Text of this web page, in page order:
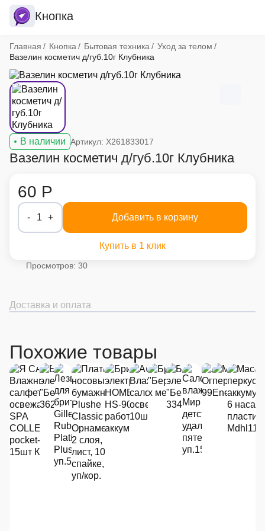
Кнопка
Хлебные крошки
Главная Кнопка Бытовая техника
Уход за телом
Вазелин косметич д/губ.10г Клубника
В наличии Артикул: X261833017
Вазелин косметич д/губ.10г Клубника
60 Р
- 1 + Добавить в корзину
Купить в 1 клик
Просмотров: 30
Доставка и оплата
Похожие товары